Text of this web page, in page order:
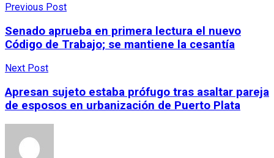
Previous Post
Senado aprueba en primera lectura el nuevo
Código de Trabajo; se mantiene la cesantía
Next Post
Apresan sujeto estaba prófugo tras asaltar pareja
de esposos en urbanización de Puerto Plata